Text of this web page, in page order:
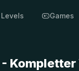
Levels Games
-